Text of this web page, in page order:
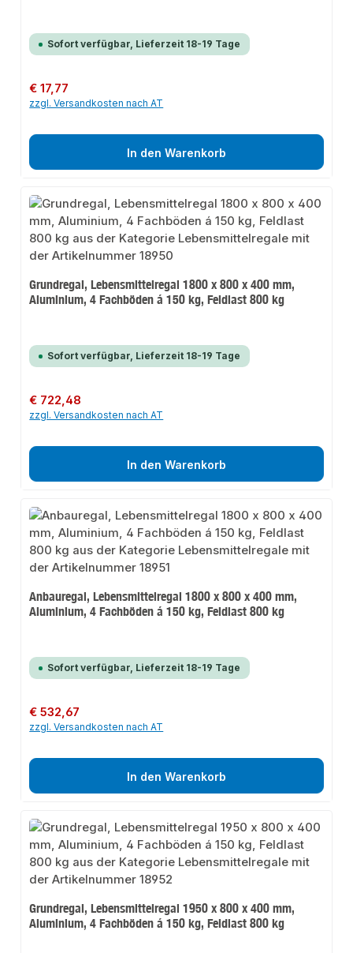
Sofort verfügbar, Lieferzeit 18-19 Tage
Regulärer Preis:
€ 17,77
zzgl. Versandkosten nach AT
In den Warenkorb
Grundregal, Lebensmittelregal 1800 x 800 x 400 mm,
Aluminium, 4 Fachböden á 150 kg, Feldlast 800 kg
Sofort verfügbar, Lieferzeit 18-19 Tage
Regulärer Preis:
€ 722,48
zzgl. Versandkosten nach AT
In den Warenkorb
Anbauregal, Lebensmittelregal 1800 x 800 x 400 mm,
Aluminium, 4 Fachböden á 150 kg, Feldlast 800 kg
Sofort verfügbar, Lieferzeit 18-19 Tage
Regulärer Preis:
€ 532,67
zzgl. Versandkosten nach AT
In den Warenkorb
Grundregal, Lebensmittelregal 1950 x 800 x 400 mm,
Aluminium, 4 Fachböden á 150 kg, Feldlast 800 kg